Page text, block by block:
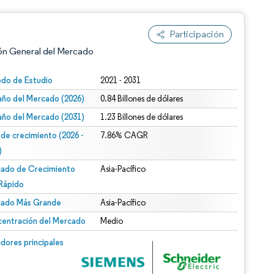
Participación
General del Mercado
de Estudio 2021 - 2031
del Mercado (2026) 0.84 Billones de dólares
del Mercado (2031) 1.23 Billones de dólares
de crecimiento (2026 -
7.86% CAGR
de Crecimiento
Asia-Pacífico
Más Grande Asia-Pacífico
del Mercado Medio
principales
© Mordor Intelligence. El uso requiere atribución según CC BY 4.0.
CC BY 4.0.